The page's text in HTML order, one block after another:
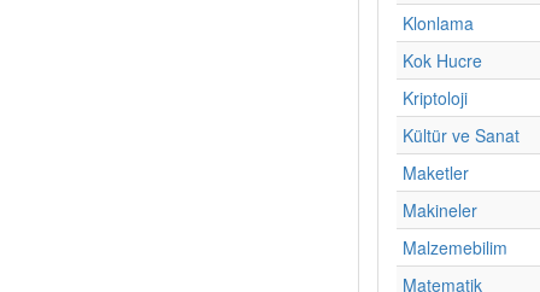
Klonlama
Kok Hucre
Kriptoloji
Kültür ve Sanat
Maketler
Makineler
Malzemebilim
Matematik